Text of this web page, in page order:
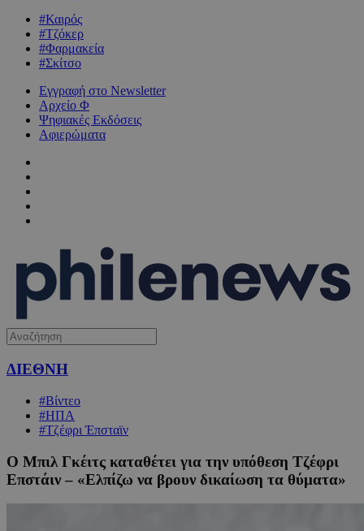
#Καιρός
#Τζόκερ
#Φαρμακεία
#Σκίτσο
Εγγραφή στο Newsletter
Αρχείο Φ
Ψηφιακές Εκδόσεις
Αφιερώματα
ΔΙΕΘΝΗ
#Βίντεο
#ΗΠΑ
#Τζέφρι Έπσταϊν
Ο Μπιλ Γκέιτς καταθέτει για την υπόθεση Τζέφρι
Επστάιν – «Ελπίζω να βρουν δικαίωση τα θύματα»